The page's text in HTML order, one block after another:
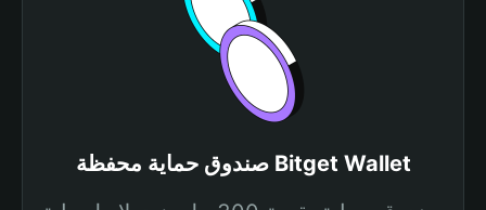
صندوق حماية محفظة Bitget Wallet